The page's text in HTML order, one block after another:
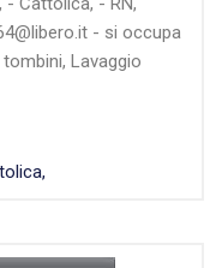
- si occupa
Lavaggio